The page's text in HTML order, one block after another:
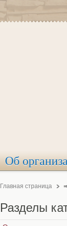
Об
Главная страница
Разделы